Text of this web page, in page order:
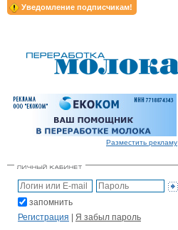
Уведомление подписчикам!
Разместить рекламу
запомнить
Регистрация | Я забыл пароль